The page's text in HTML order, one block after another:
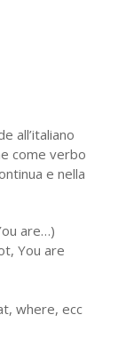
all’italiano
come verbo
e nella
are…)
You are
where, ecc